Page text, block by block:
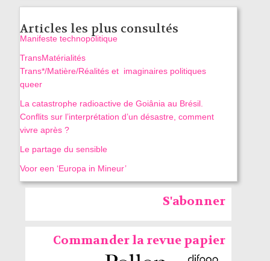
Articles les plus consultés
Manifeste technopolitique
TransMatérialités
Trans*/Matière/Réalités et imaginaires politiques
queer
La catastrophe radioactive de Goiânia au Brésil.
Conflits sur l’interprétation d’un désastre, comment
vivre après ?
Le partage du sensible
Voor een ‘Europa in Mineur’
S'abonner
Commander la revue papier